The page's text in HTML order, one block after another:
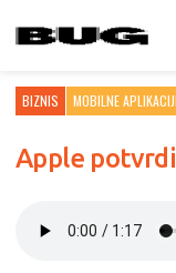
BIZNIS MOBILNE
Apple